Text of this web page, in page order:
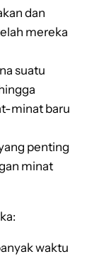
dan
mereka
suatu
minat baru
penting
minat
waktu